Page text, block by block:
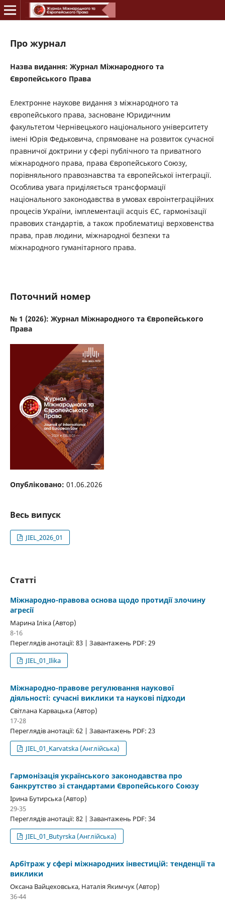
Про журнал
Назва видання: Журнал Міжнародного та
Європейського Права
Електронне наукове видання з міжнародного та
європейського права, засноване Юридичним
факультетом Чернівецького національного університету
імені Юрія Федьковича, спрямоване на розвиток сучасної
правничої доктрини у сфері публічного та приватного
міжнародного права, права Європейського Союзу,
порівняльного правознавства та європейської інтеграції.
Особлива увага приділяється трансформації
національного законодавства в умовах євроінтеграційних
процесів України, імплементації acquis ЄС, гармонізації
правових стандартів, а також проблематиці верховенства
права, прав людини, міжнародної безпеки та
міжнародного гуманітарного права.
Поточний номер
№ 1 (2026): Журнал Міжнародного та Європейського
Права
Опубліковано: 01.06.2026
Весь випуск
JIEL_2026_01
Статті
Міжнародно-правова основа щодо протидії злочину
агресії
Марина Іліка (Автор)
8-16
Переглядів анотації: 83 | Завантажень PDF: 29
JIEL_01_Ilika
Міжнародно-правове регулювання наукової
діяльності: сучасні виклики та наукові підходи
Світлана Карвацька (Автор)
17-28
Переглядів анотації: 62 | Завантажень PDF: 23
JIEL_01_Karvatska (Англійська)
Гармонізація українського законодавства про
банкрутство зі стандартами Європейського Союзу
Ірина Бутирська (Автор)
29-35
Переглядів анотації: 82 | Завантажень PDF: 34
JIEL_01_Butyrska (Англійська)
Арбітраж у сфері міжнародних інвестицій: тенденції та
виклики
Оксана Вайцеховська, Наталія Якимчук (Автор)
36-44